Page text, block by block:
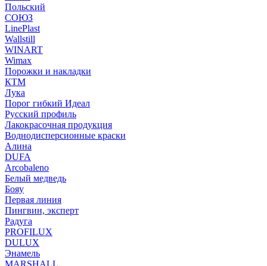
Польский
СОЮЗ
LinePlast
Wallstill
WINART
Wimax
Порожки и накладки
КТМ
Лука
Порог гибкий Идеал
Русский профиль
Лакокрасочная продукция
Воднодисперсионные краски
Алина
DUFA
Arcobaleno
Белый медведь
Бояу
Первая линия
Пингвин, эксперт
Радуга
PROFILUX
DULUX
Энамель
MARSHALL